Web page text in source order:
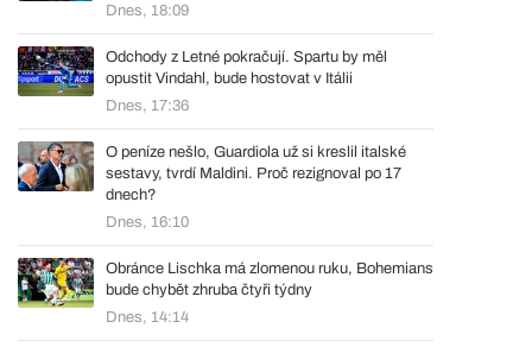
Dnes, 18:09
Odchody z Letné pokračují. Spartu by měl
opustit Vindahl, bude hostovat v Itálii
Dnes, 17:36
O peníze nešlo, Guardiola už si kreslil italské
sestavy, tvrdí Maldini. Proč rezignoval po 17
dnech?
Dnes, 16:10
Obránce Lischka má zlomenou ruku, Bohemians
bude chybět zhruba čtyři týdny
Dnes, 14:14